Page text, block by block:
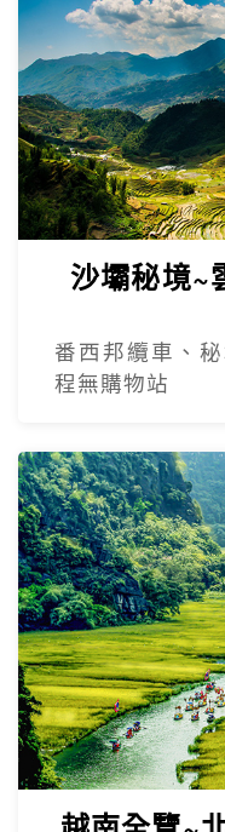
沙壩秘境~
番西邦纜車、
程無購物站